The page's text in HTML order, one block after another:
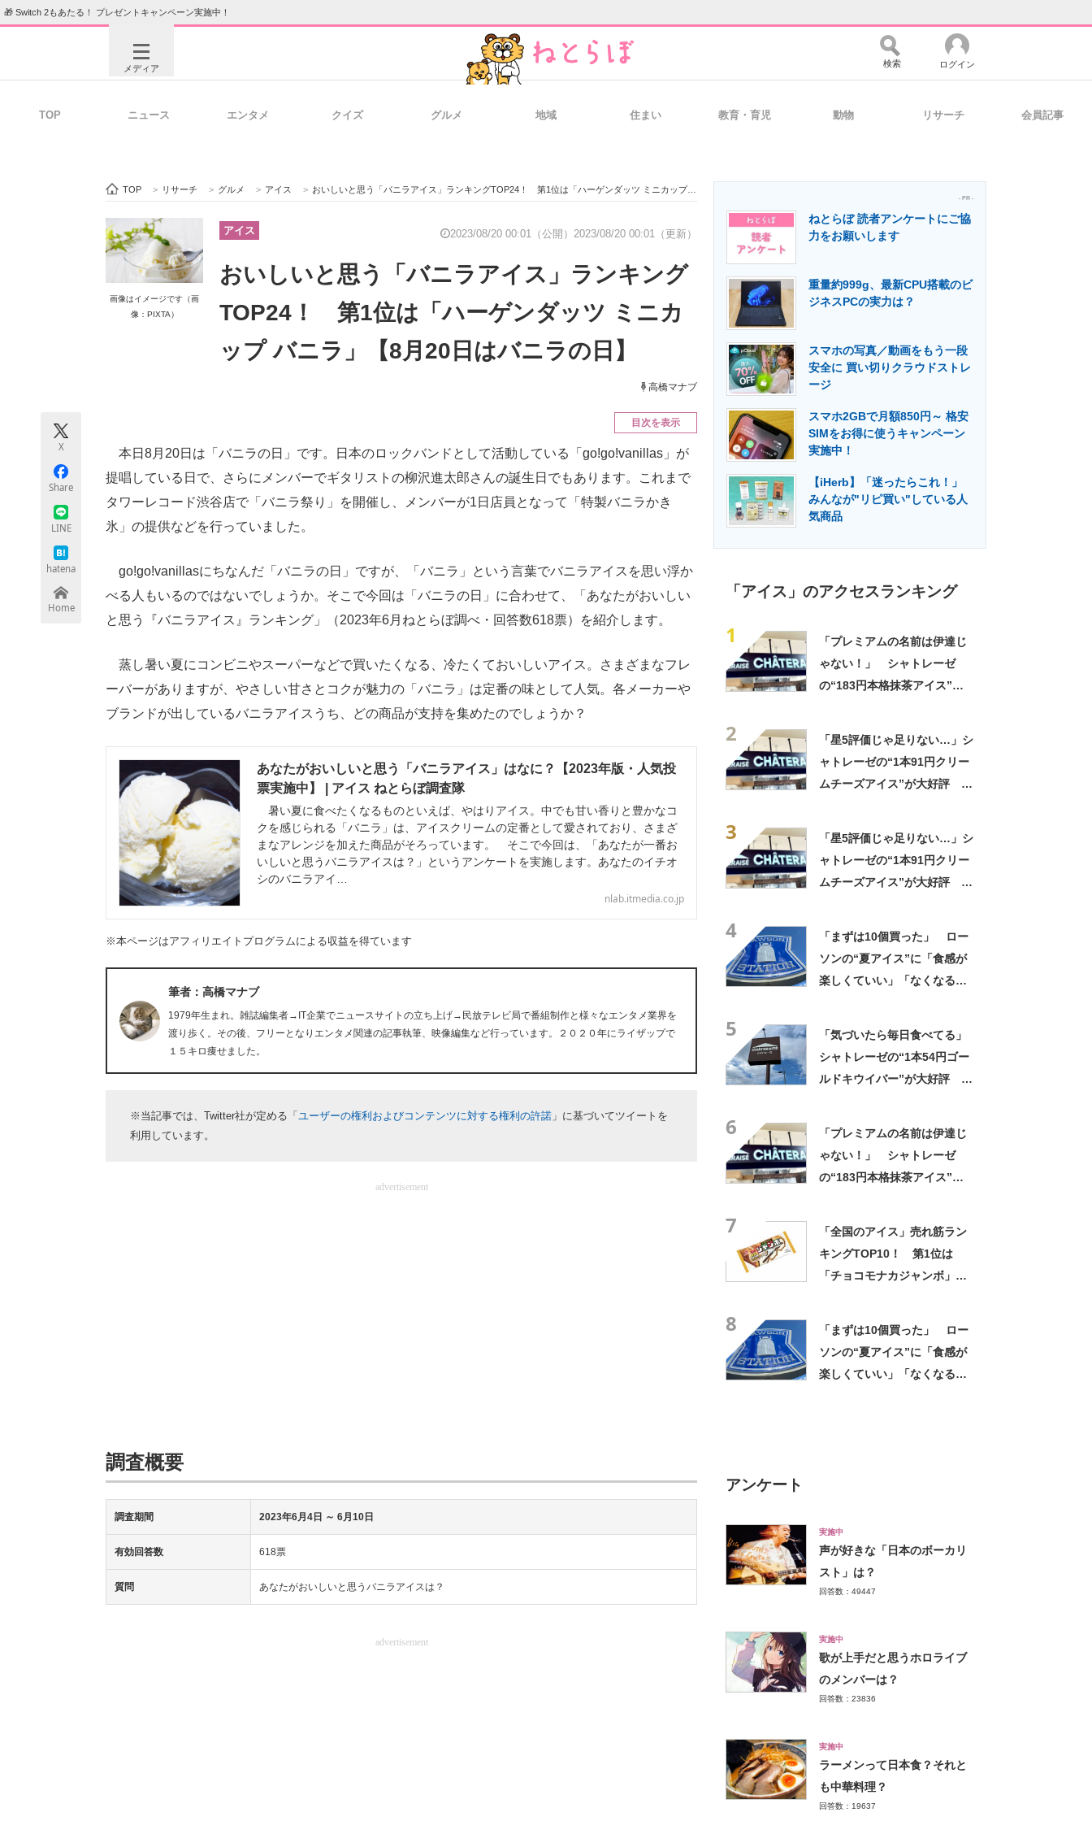
🎁 Switch 2もあたる！ プレゼントキャンペーン実施中！
メディア
ビジネスと働き方のヒント 経営リーダーのコミュニティ マーケ×ITの今がよく分かる
ITエンジニア向け専門サイト 製造業のIT導入・活用を支援
エネルギーの専門メディア 建設×テクノロジーの最前線
ちょっと気になるネットの話題
検索 ログイン
TOP ニュース エンタメ クイズ グルメ 地域 住まい 教育・育児 動物 リサーチ 会員記事
TOP > リサーチ > グルメ > アイス > おいしいと思う「バニラアイス」ランキングTOP24！ 第1位は「ハーゲンダッツ ミニカップ バニラ」【8月20日はバニラの日】
画像はイメージです（画
像：PIXTA）
アイス 2023/08/20 00:01（公開） 2023/08/20 00:01（更新）
おいしいと思う「バニラアイス」ランキング
TOP24！ 第1位は「ハーゲンダッツ ミニカ
ップ バニラ」【8月20日はバニラの日】
高橋マナブ
X
Share
LINE
hatena
Home
目次を表示
本日8月20日は「バニラの日」です。日本のロックバンドとして活動している「go!go!vanillas」が
提唱している日で、さらにメンバーでギタリストの柳沢進太郎さんの誕生日でもあります。これまで
タワーレコード渋谷店で「バニラ祭り」を開催し、メンバーが1日店員となって「特製バニラかき
氷」の提供などを行っていました。
go!go!vanillasにちなんだ「バニラの日」ですが、「バニラ」という言葉でバニラアイスを思い浮か
べる人もいるのではないでしょうか。そこで今回は「バニラの日」に合わせて、「あなたがおいしい
と思う『バニラアイス』ランキング」（2023年6月ねとらぼ調べ・回答数618票）を紹介します。
蒸し暑い夏にコンビニやスーパーなどで買いたくなる、冷たくておいしいアイス。さまざまなフレ
ーバーがありますが、やさしい甘さとコクが魅力の「バニラ」は定番の味として人気。各メーカーや
ブランドが出しているバニラアイスうち、どの商品が支持を集めたのでしょうか？
あなたがおいしいと思う「バニラアイス」はなに？【2023年版・人気投
票実施中】 | アイス ねとらぼ調査隊
暑い夏に食べたくなるものといえば、やはりアイス。中でも甘い香りと豊かなコ
クを感じられる「バニラ」は、アイスクリームの定番として愛されており、さまざ
まなアレンジを加えた商品がそろっています。 そこで今回は、「あなたが一番お
いしいと思うバニラアイスは？」というアンケートを実施します。あなたのイチオ
シのバニラアイ…
nlab.itmedia.co.jp
※本ページはアフィリエイトプログラムによる収益を得ています
筆者：高橋マナブ
1979年生まれ。雑誌編集者→IT企業でニュースサイトの立ち上げ→民放テレビ局で番組制作と様々なエンタメ業界を
渡り歩く。その後、フリーとなりエンタメ関連の記事執筆、映像編集など行っています。２０２０年にライザップで
１５キロ痩せました。
※当記事では、Twitter社が定める「 ユーザーの権利およびコンテンツに対する権利の許諾 」に基づいてツイートを
利用しています。
advertisement
調査概要
調査期間 2023年6月4日 ～ 6月10日
有効回答数 618票
質問 あなたがおいしいと思うバニラアイスは？
advertisement
- PR -
ねとらぼ 読者アンケートにご協
力をお願いします
重量約999g、最新CPU搭載のビ
ジネスPCの実力は？
スマホの写真／動画をもう一段
安全に 買い切りクラウドストレ
ージ
スマホ2GBで月額850円～ 格安
SIMをお得に使うキャンペーン
実施中！
【iHerb】「迷ったらこれ！」
みんなが"リピ買い"している人
気商品
「アイス」のアクセスランキング
1
「プレミアムの名前は伊達じ
ゃない！」 シャトレーゼ
の“183円本格抹茶アイス”が
2
「星5評価じゃ足りない…」シ
ャトレーゼの“1本91円クリー
ムチーズアイス”が大好評
3
「星5評価じゃ足りない…」シ
ャトレーゼの“1本91円クリー
ムチーズアイス”が大好評
4
「まずは10個買った」 ロー
ソンの“夏アイス”に「食感が
楽しくていい」「なくなる前
5
「気づいたら毎日食べてる」
シャトレーゼの“1本54円ゴー
ルドキウイバー”が大好評
6
「プレミアムの名前は伊達じ
ゃない！」 シャトレーゼ
の“183円本格抹茶アイス”が
7
「全国のアイス」売れ筋ラン
キングTOP10！ 第1位は
「チョコモナカジャンボ」
8
「まずは10個買った」 ロー
ソンの“夏アイス”に「食感が
楽しくていい」「なくなる前
アンケート
実施中
声が好きな「日本のボーカリ
スト」は？
回答数：49447
実施中
歌が上手だと思うホロライブ
のメンバーは？
回答数：23836
実施中
ラーメンって日本食？それと
も中華料理？
回答数：19637